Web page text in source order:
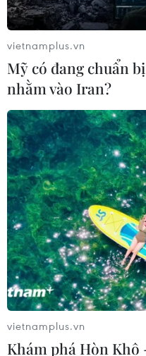
TIN CÙNG
7 học sinh đội tuyển
huy chương tại
07/08/2026 15:27
Áp thấp nhiệt đới trên
gây ảnh hưởng thế nào
07/08/2026 14:38
vietnamplus.vn
Mỹ có đang chuẩn
nhằm vào Iran?
vietnamplus.vn
Khám phá Hòn